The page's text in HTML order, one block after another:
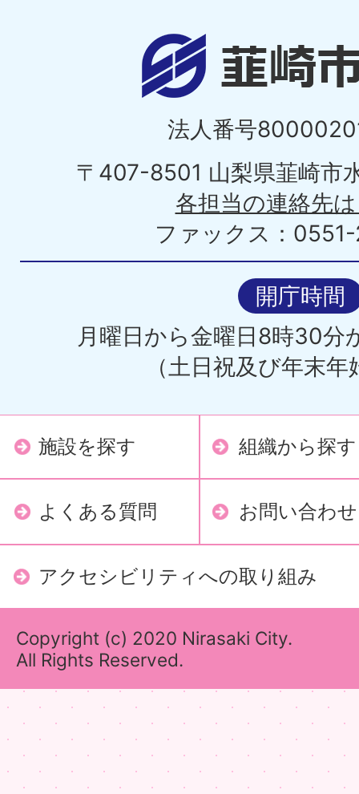
法人番号
〒407-8501 山梨県韮崎市
各担当の連絡先
ファックス：
開庁時間
月曜日から金曜日8時30分
（土日祝及び年末
施設を探す 組織から探す
よくある質問 お問い合わせ
アクセシビリティへの取り組み
Copyright (c) 2020 Nirasaki City.
All Rights Reserved.